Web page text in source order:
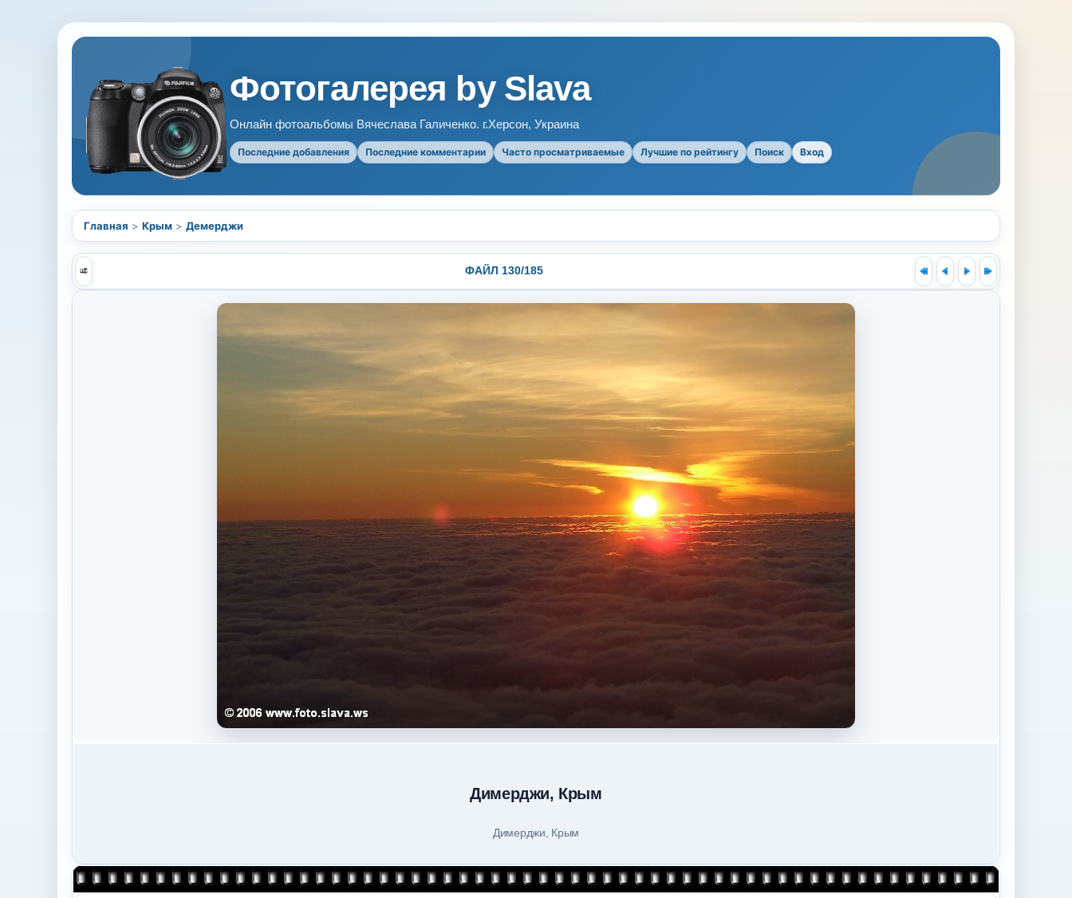
Фотогалерея by Slava
Онлайн фотоальбомы Вячеслава Галиченко. г.Херсон, Украина
Последние добавления Последние комментарии Часто просматриваемые Лучшие по рейтингу Поиск Вход
Главная > Крым > Демерджи
ФАЙЛ 130/185
Димерджи, Крым
Димерджи, Крым